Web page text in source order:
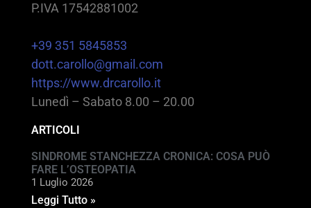
P.IVA 17542881002
+39 351 5845853
dott.carollo@gmail.com
https://www.drcarollo.it
Lunedì – Sabato 8.00 – 20.00
ARTICOLI
SINDROME STANCHEZZA CRONICA: COSA PUÒ
FARE L’OSTEOPATIA
1 Luglio 2026
Leggi Tutto »